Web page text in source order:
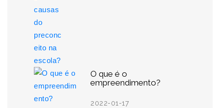
O que é o
empreendimento?
2022-01-17